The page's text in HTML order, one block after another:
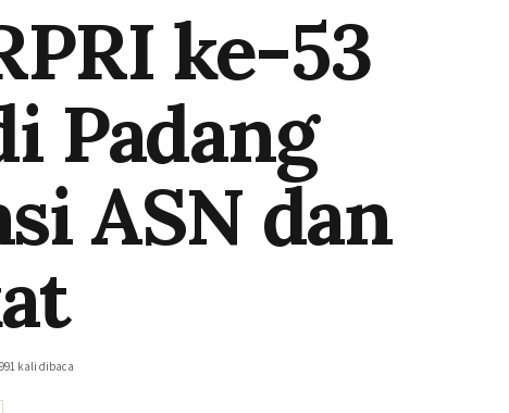
ke-53
Padang
ASN dan
kali dibaca